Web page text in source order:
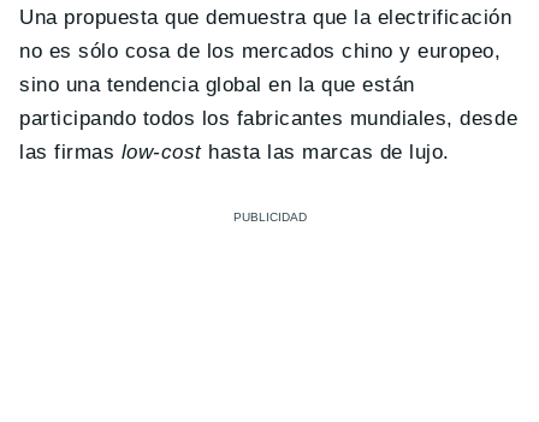
Una propuesta que demuestra que la electrificación
no es sólo cosa de los mercados chino y europeo,
sino una tendencia global en la que están
participando todos los fabricantes mundiales, desde
las firmas low-costhasta las marcas de lujo.